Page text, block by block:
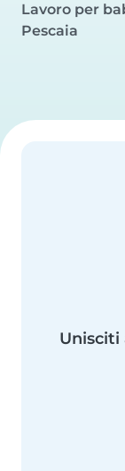
Lavoro per
Pescaia
Unisciti